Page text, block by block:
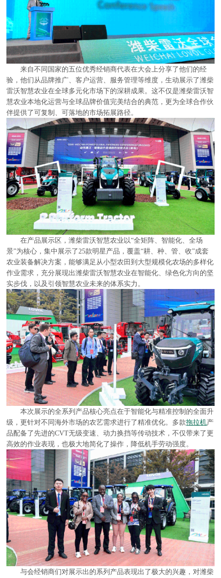
来自不同国家的五位优秀经销商代表在大会上分享了他们的经
验，他们从品牌推广、客户运营、服务管理等维度，生动展示了潍柴
雷沃智慧农业在全球多元化市场下的深耕成果。这不仅是潍柴雷沃智
慧农业本地化运营与全球品牌价值完美结合的典范，更为全球合作伙
伴提供了可复制、可落地的市场拓展路径。
在产品展示区，潍柴雷沃智慧农业以“全矩阵、智能化、全场
景”为核心，集中展示了25款明星产品，覆盖“耕、种、管、收”成套
农业装备解决方案，能够满足从小型农田到大型规模化农场的多样化
作业需求，充分展现出潍柴雷沃智慧农业在智能化、绿色化方向的坚
实步伐，以及引领智慧农业未来的体系实力。
本次展示的全系列产品核心亮点在于智能化与精准控制的全面升
级，更针对不同海外市场的农艺需求进行了精准优化。多款拖拉机产
品配备了先进的CVT无级变速、动力换挡等传动技术，不仅带来了更
高效的作业表现，也极大地简化了操作，降低机手劳动强度。
与会经销商们对展示出的系列产品表现出了极大的兴趣，对潍柴